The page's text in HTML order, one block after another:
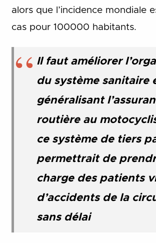
alors que l’incidence mondiale
cas pour 100000 habitants.
Il faut améliorer
du système sanitaire
généralisant
routière au
ce système de tiers
permettrait de
charge des patients
d’accidents de la
sans délai